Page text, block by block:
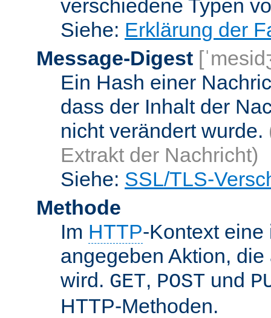
verschiedene Typen
Siehe: Erklärung der
Message-Digest
Ein Hash einer
dass der Inhalt der
nicht verändert wurde.
Extrakt der Nachricht)
Siehe: SSL/TLS-
Methode
Im HTTP-Kontext eine
angegeben Aktion,
wird. GET, POST und
HTTP-Methoden.